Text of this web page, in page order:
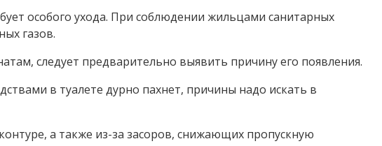
особого ухода. При соблюдении жильцами санитарных
газов.
следует предварительно выявить причину его появления.
в туалете дурно пахнет, причины надо искать в
а также из-за засоров, снижающих пропускную